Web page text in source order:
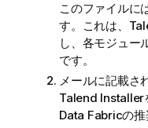
このファイルに
す。これは、
し、各モジュー
です。
メールに記載さ
Talend Installer
Data Fabricの推